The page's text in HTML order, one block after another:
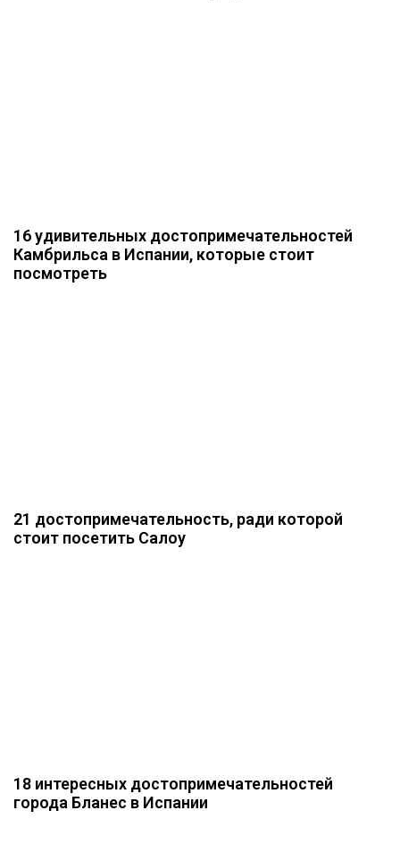
16 удивительных достопримечательностей
Камбрильса в Испании, которые стоит
посмотреть
21 достопримечательность, ради которой
стоит посетить Салоу
18 интересных достопримечательностей
города Бланес в Испании